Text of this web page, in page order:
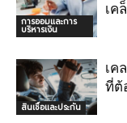
การออมและการ
บริหารเงิน
เค
สินเชื่อและประกัน
เค
ที่ต้